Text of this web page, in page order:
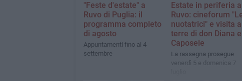
"Feste d'estate" a
Ruvo di Puglia: il
programma completo
di agosto
Appuntamenti fino al 4
settembre
Estate in periferia a
Ruvo: cineforum
nuotatrici" e visita
terre di don Diana e
Caposele
La rassegna prosegue
venerdì 5 e domenica 7